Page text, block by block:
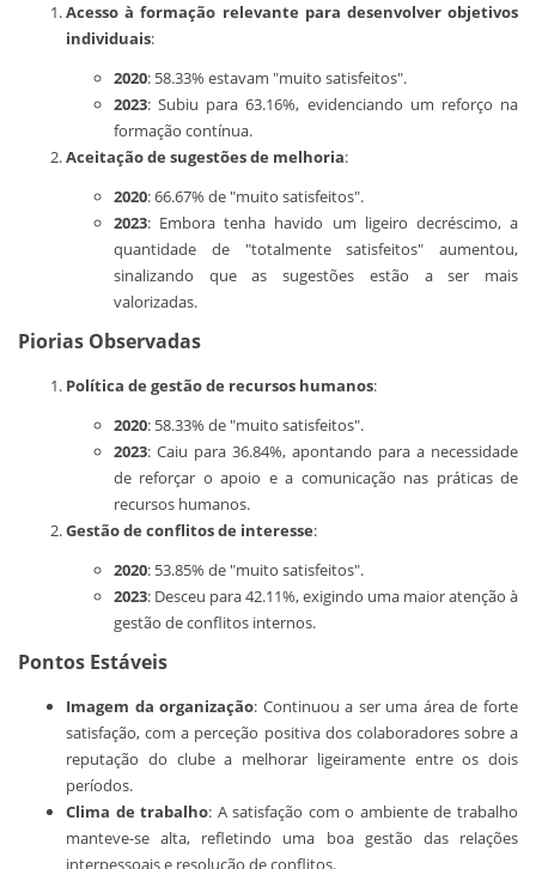
Acesso à formação relevante para desenvolver objetivos
individuais:
2020: 58.33% estavam "muito satisfeitos".
2023: Subiu para 63.16%, evidenciando um reforço na
formação contínua.
Aceitação de sugestões de melhoria:
2020: 66.67% de "muito satisfeitos".
2023: Embora tenha havido um ligeiro decréscimo, a
quantidade de "totalmente satisfeitos" aumentou,
sinalizando que as sugestões estão a ser mais
valorizadas.
Piorias Observadas
Política de gestão de recursos humanos:
2020: 58.33% de "muito satisfeitos".
2023: Caiu para 36.84%, apontando para a necessidade
de reforçar o apoio e a comunicação nas práticas de
recursos humanos.
Gestão de conflitos de interesse:
2020: 53.85% de "muito satisfeitos".
2023: Desceu para 42.11%, exigindo uma maior atenção à
gestão de conflitos internos.
Pontos Estáveis
Imagem da organização: Continuou a ser uma área de forte
satisfação, com a perceção positiva dos colaboradores sobre a
reputação do clube a melhorar ligeiramente entre os dois
períodos.
Clima de trabalho: A satisfação com o ambiente de trabalho
manteve-se alta, refletindo uma boa gestão das relações
interpessoais e resolução de conflitos.